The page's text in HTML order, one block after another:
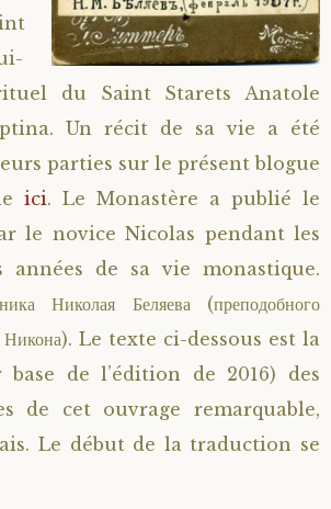
du Saint Starets Anatole
Un récit de sa vie a été
parties sur le présent blogue
ici. Le Monastère a publié le
le novice Nicolas pendant les
années de sa vie monastique.
Николая Беляева (преподобного
Никона). Le texte ci-dessous est la
de l’édition de 2016) des
de cet ouvrage remarquable,
Le début de la traduction se